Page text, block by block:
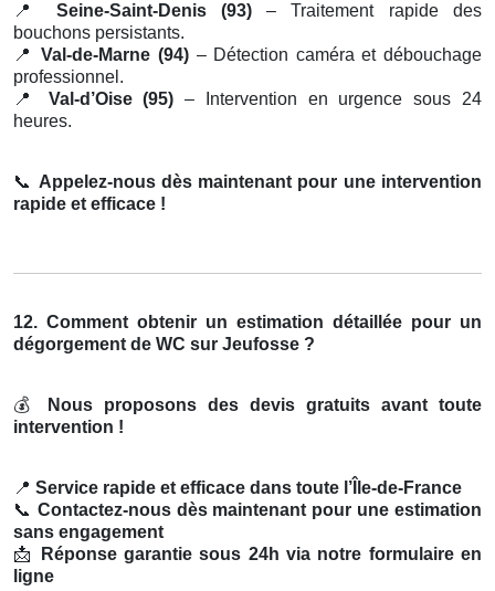
📍
Seine-Saint-Denis (93)– Traitement rapide des
bouchons persistants.
📍
Val-de-Marne (94)– Détection caméra et débouchage
professionnel.
📍
Val-d’Oise (95) – Intervention en urgence sous 24
heures.
📞 Appelez-nous dès maintenant pour une intervention
rapide et efficace !
12. Comment obtenir un estimation détaillée pour un
dégorgement de WC sur Jeufosse ?
💰
Nous proposons des devis gratuits avant toute
intervention !
📍 Service rapide et efficace dans toute l’Île-de-France
📞 Contactez-nous dès maintenant pour une estimation
sans engagement
📩
Réponse garantie sous 24h via notre formulaire en
ligne